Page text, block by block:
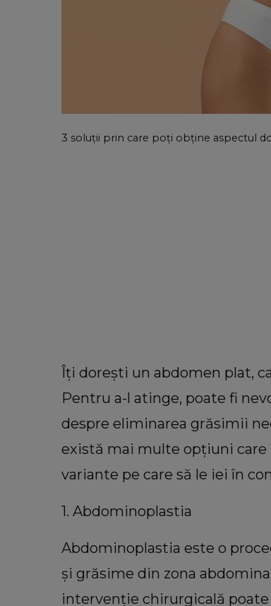
3 soluții prin care poți obține aspectul
Îți dorești un abdomen plat,
Pentru a-l atinge, poate fi
despre eliminarea grăsimii
există mai multe opțiuni
variante pe care să le iei în
1. Abdominoplastia
Abdominoplastia este o
și grăsime din zona
intervenție chirurgicală
Acuzații grave după
11 ani dispărute în
copilei cere imaginile de
supraveghere: „Nu s-a